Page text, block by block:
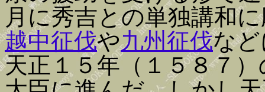
月に秀吉との単独講和
越中征伐や九州征伐な
天正１５年（１５８７